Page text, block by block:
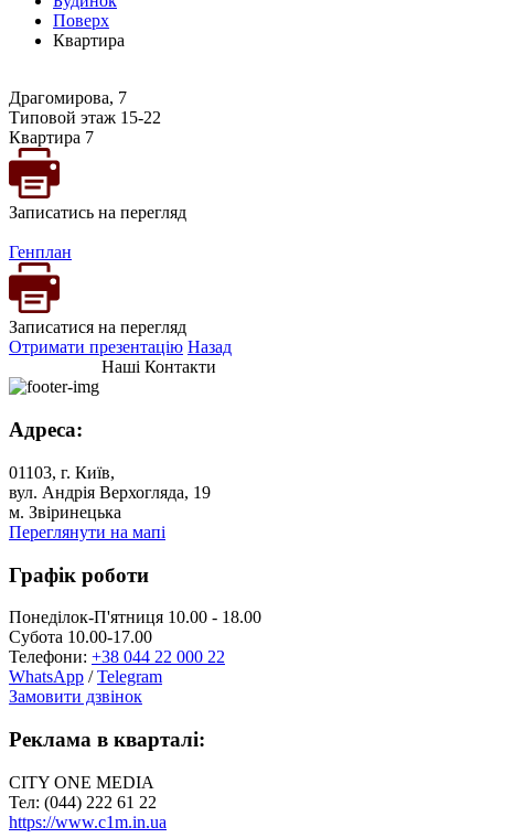
Поверх
Квартира
Драгомирова, 7
Типовой этаж 15-22
Квартира 7
Записатись на перегляд
Генплан
Записатися на перегляд
Отримати презентацію Назад
Наші Контакти
Адреса:
01103, г. Київ,
вул. Андрія Верхогляда, 19
м. Звіринецька
Переглянути на мапі
Графік роботи
Понеділок-П'ятниця 10.00 - 18.00
Субота 10.00-17.00
Телефони: +38 044 22 000 22
WhatsApp /Telegram
Замовити дзвінок
Реклама в кварталі:
CITY ONE MEDIA
Тел: (044) 222 61 22
https://www.c1m.in.ua